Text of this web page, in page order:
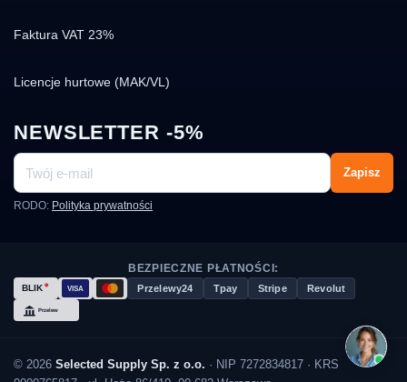
Faktura VAT 23%
Licencje hurtowe (MAK/VL)
NEWSLETTER -5%
Zapisz
RODO: Polityka prywatności
BEZPIECZNE PŁATNOŚCI:
Przelewy24 Tpay Stripe Revolut
© 2026 Selected Supply Sp. z o.o. · NIP 7272834817 · KRS